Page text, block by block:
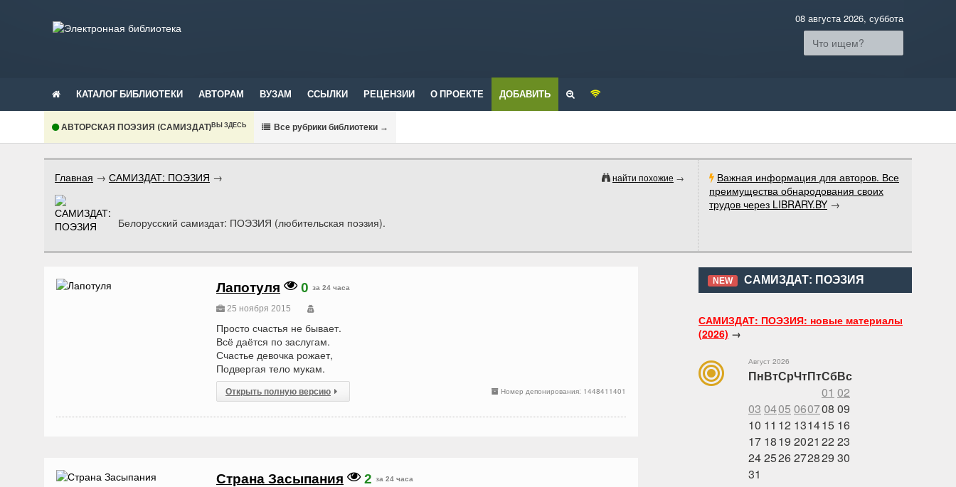
08 августа 2026, суббота
КАТАЛОГ БИБЛИОТЕКИ АВТОРАМ ВУЗАМ ССЫЛКИ РЕЦЕНЗИИ О ПРОЕКТЕ ДОБАВИТЬ
АВТОРСКАЯ ПОЭЗИЯ (САМИЗДАТ)ВЫ ЗДЕСЬ Все рубрики библиотеки →
Важная информация для авторов. Все
преимущества обнародования своих
трудов через LIBRARY.BY →
найти похожие →
Главная → САМИЗДАТ: ПОЭЗИЯ →
Белорусский самиздат: ПОЭЗИЯ (любительская поэзия).
NEW САМИЗДАТ: ПОЭЗИЯ
САМИЗДАТ: ПОЭЗИЯ: новые материалы
(2026) →
Август 2026
ПнВтСрЧтПтСбВс
01 02
03 0405 060708 09
10 11 12 131415 16
17 1819 2021 22 23
242526272829 30
31
Лапотуля 0 за 24 часа
25 ноября 2015
Просто счастья не бывает.
Всё даётся по заслугам.
Счастье девочка рожает,
Подвергая тело мукам.
Номер депонирования: 1448411401
Открыть полную версию
Страна Засыпания 2 за 24 часа